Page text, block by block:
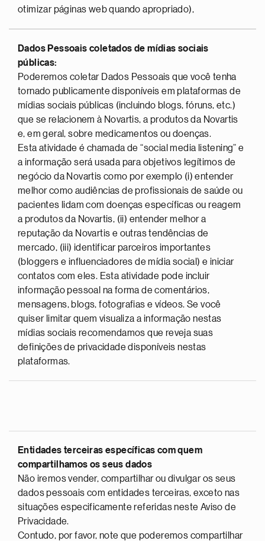
otimizar páginas web quando apropriado),
Dados Pessoais coletados de mídias sociais
públicas:
Poderemos coletar Dados Pessoais que você tenha
tornado publicamente disponíveis em plataformas de
mídias sociais públicas (incluindo blogs, fóruns, etc.)
que se relacionem à Novartis, a produtos da Novartis
e, em geral, sobre medicamentos ou doenças.
Esta atividade é chamada de “social media listening” e
a informação será usada para objetivos legítimos de
negócio da Novartis como por exemplo (i) entender
melhor como audiências de profissionais de saúde ou
pacientes lidam com doenças específicas ou reagem
a produtos da Novartis, (ii) entender melhor a
reputação da Novartis e outras tendências de
mercado, (iii) identificar parceiros importantes
(bloggers e influenciadores de mídia social) e iniciar
contatos com eles. Esta atividade pode incluir
informação pessoal na forma de comentários,
mensagens, blogs, fotografias e vídeos. Se você
quiser limitar quem visualiza a informação nestas
mídias sociais recomendamos que reveja suas
definições de privacidade disponíveis nestas
plataformas.
Entidades terceiras específicas com quem
compartilhamos os seus dados
Não iremos vender, compartilhar ou divulgar os seus
dados pessoais com entidades terceiras, exceto nas
situações especificamente referidas neste Aviso de
Privacidade.
Contudo, por favor, note que poderemos compartilhar